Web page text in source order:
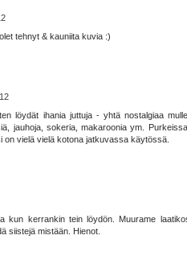
tehnyt & kauniita kuvia :)
löydät ihania juttuja - yhtä nostalgiaa
jauhoja, sokeria, makaroonia ym.
on vielä vielä kotona jatkuvassa käytössä.
kun kerrankin tein löydön. Muurame
siistejä mistään. Hienot.